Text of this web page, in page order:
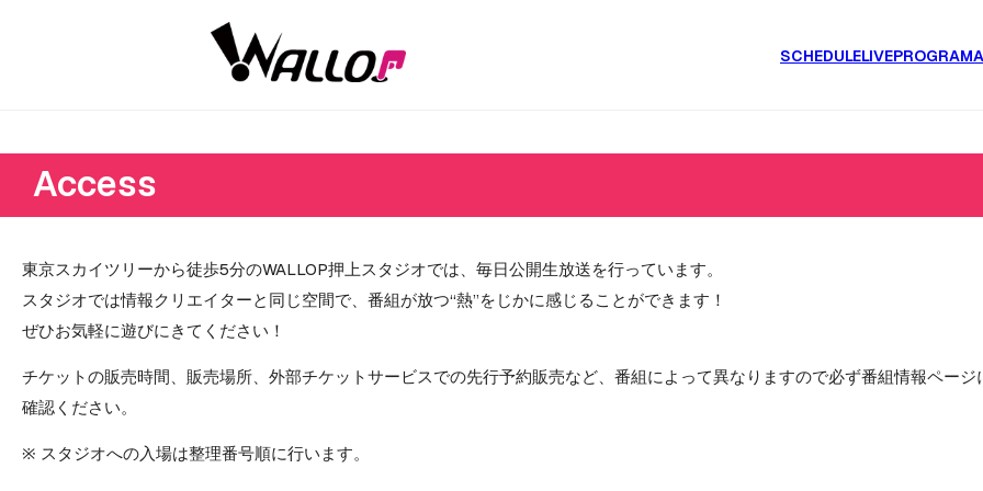
SCHEDULELIVEPROGRAM
Access
東京スカイツリーから徒歩5分のWALLOP押上スタジオでは、毎日公開生放送を行っています。
スタジオでは情報クリエイターと同じ空間で、番組が放つ“熱”をじかに感じることができます！
ぜひお気軽に遊びにきてください！
チケットの販売時間、販売場所、外部チケットサービスでの先行予約販売など、番組によって異なりますので必ず番組情報ページ
確認ください。
※ スタジオへの入場は整理番号順に行います。